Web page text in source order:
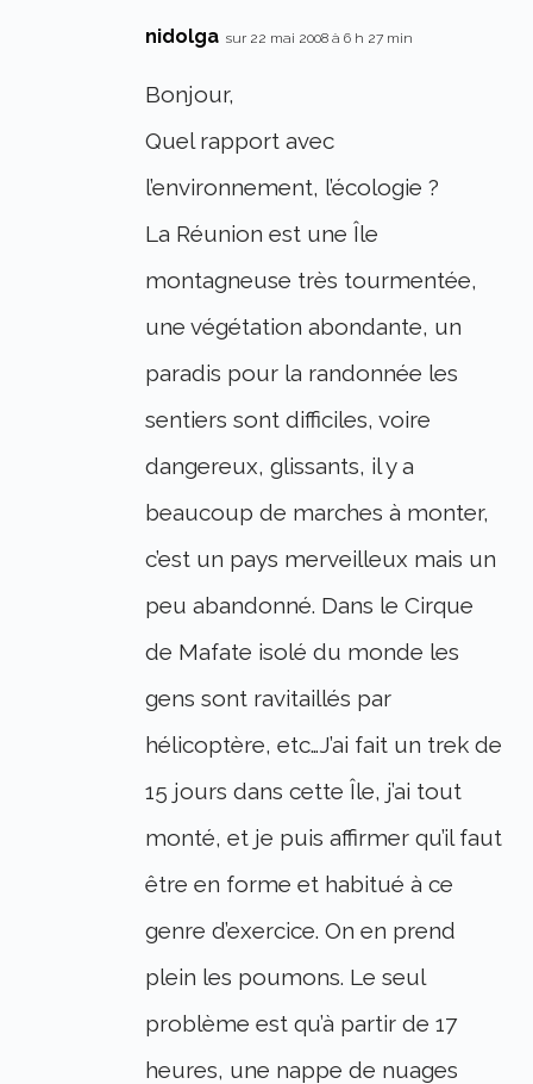
nidolga sur 22 mai 2008 à 6 h 27 min
Bonjour,
Quel rapport avec
l’environnement, l’écologie ?
La Réunion est une Île
montagneuse très tourmentée,
une végétation abondante, un
paradis pour la randonnée les
sentiers sont difficiles, voire
dangereux, glissants, il y a
beaucoup de marches à monter,
c’est un pays merveilleux mais un
peu abandonné. Dans le Cirque
de Mafate isolé du monde les
gens sont ravitaillés par
hélicoptère, etc…J’ai fait un trek de
15 jours dans cette Île, j’ai tout
monté, et je puis affirmer qu’il faut
être en forme et habitué à ce
genre d’exercice. On en prend
plein les poumons. Le seul
problème est qu’à partir de 17
heures, une nappe de nuages